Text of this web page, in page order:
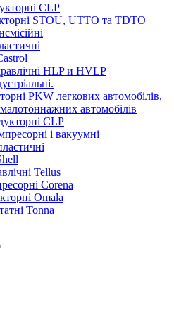
CLP
STOU, UTTO та TDTO
HLP и HVLP
PKW легкових автомобілів,
автомобілів
CLP
і вакуумні
Tellus
Corena
Omala
Tonna